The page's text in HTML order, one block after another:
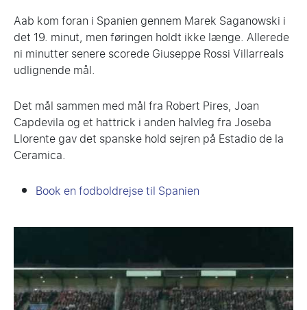
Aab kom foran i Spanien gennem Marek Saganowski i
det 19. minut, men føringen holdt ikke længe. Allerede
ni minutter senere scorede Giuseppe Rossi Villarreals
udlignende mål.
Det mål sammen med mål fra Robert Pires, Joan
Capdevila og et hattrick i anden halvleg fra Joseba
Llorente gav det spanske hold sejren på Estadio de la
Ceramica.
Book en fodboldrejse til Spanien